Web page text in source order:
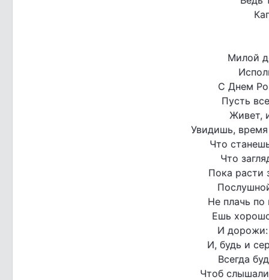
Милой
С Днем
Пусть
Живет,
Увидишь,
Что
Что
Пока расти
Не плачь по
Ешь
И дорожи:
И, будь и
Всегда
Чтоб